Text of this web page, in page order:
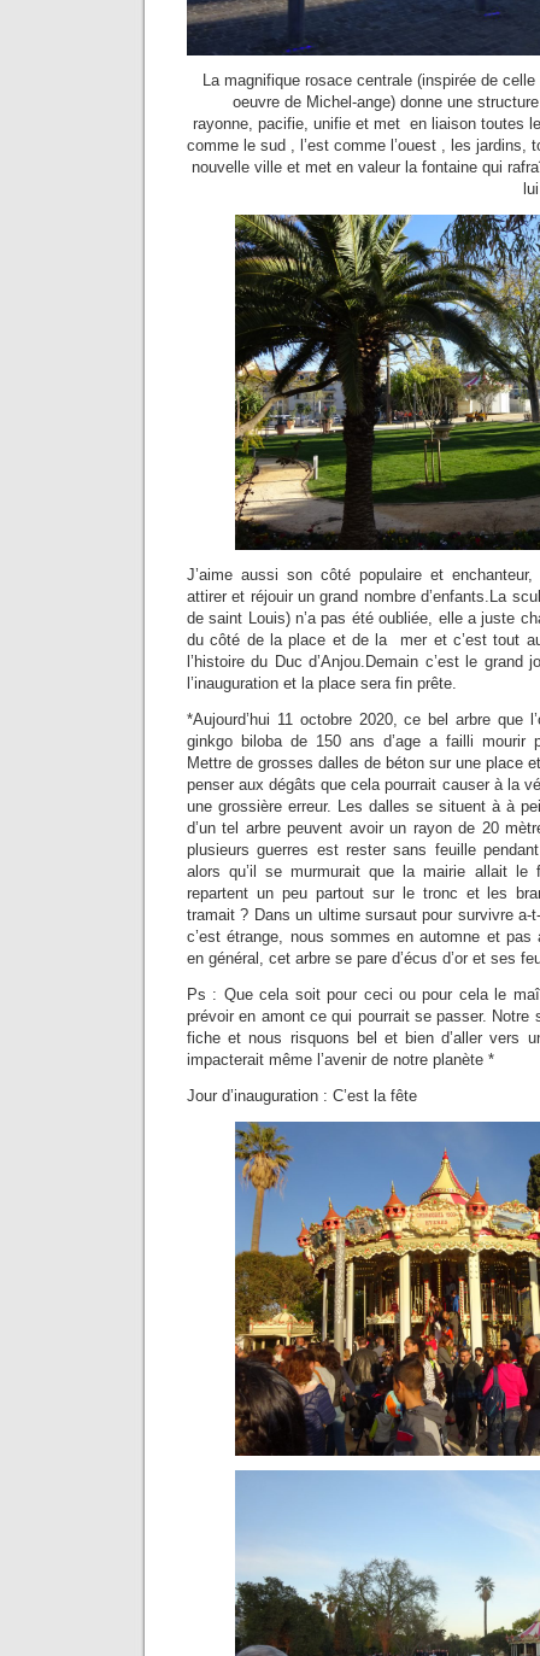
La magnifique rosace centrale (inspirée de
oeuvre de Michel-ange) donne une
rayonne, pacifie, unifie et met en liaison toutes
comme le sud , l’est comme l’ouest , les jardins,
nouvelle ville et met en valeur la fontaine qui
J’aime aussi son côté populaire et
attirer et réjouir un grand nombre d’enfants.La
de saint Louis) n’a pas été oubliée, elle a juste
du côté de la place et de la mer et c’est tout
l’histoire du Duc d’Anjou.Demain c’est le grand
l’inauguration et la place sera fin prête.
*Aujourd’hui 11 octobre 2020, ce bel arbre que
ginkgo biloba de 150 ans d’age a failli mourir
Mettre de grosses dalles de béton sur une place
penser aux dégâts que cela pourrait causer à la
une grossière erreur. Les dalles se situent à à
d’un tel arbre peuvent avoir un rayon de 20
plusieurs guerres est rester sans feuille pendant
alors qu’il se murmurait que la mairie allait le
repartent un peu partout sur le tronc et les
tramait ? Dans un ultime sursaut pour survivre
c’est étrange, nous sommes en automne et pas
en général, cet arbre se pare d’écus d’or et ses
Ps : Que cela soit pour ceci ou pour cela le
prévoir en amont ce qui pourrait se passer. Notre
fiche et nous risquons bel et bien d’aller vers
impacterait même l’avenir de notre planète *
Jour d’inauguration : C’est la fête